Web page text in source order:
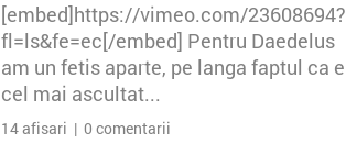
[embed]https://vimeo.com/23608694?
fl=ls&fe=ec[/embed] Pentru Daedelus
am un fetis aparte, pe langa faptul ca e
cel mai ascultat...
14 afisari | 0 comentarii